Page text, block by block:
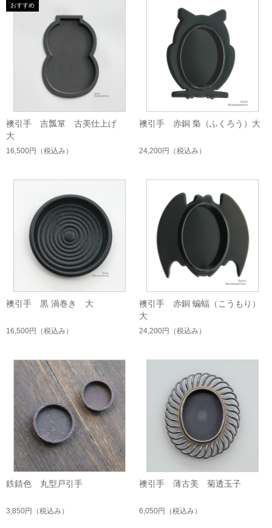
襖引手 吉瓢箪 古美仕上げ
大
16,500円 （税込み）
襖引手 赤銅 梟（ふくろう）大
24,200円 （税込み）
襖引手 黒 渦巻き 大
16,500円 （税込み）
襖引手 赤銅 蝙蝠（こうもり）
大
24,200円 （税込み）
鉄錆色 丸型戸引手
3,850円 （税込み）
襖引手 薄古美 菊透玉子
6,050円 （税込み）